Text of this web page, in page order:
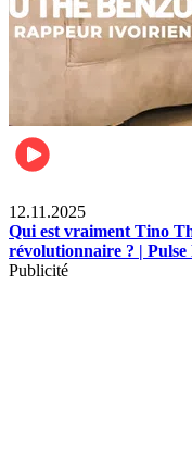
12.11.2025
Qui est vraiment Tino
révolutionnaire ? | Pulse
Publicité